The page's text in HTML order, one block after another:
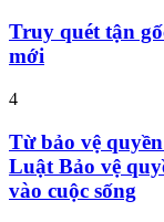
Truy quét tận
mới
4
Từ bảo vệ
Luật Bảo vệ
vào cuộc sống